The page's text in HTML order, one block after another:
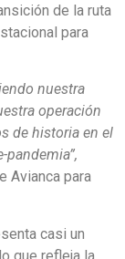
de la ruta
para
nuestra
operación
de historia en el
Avianca para
casi un
que refleja la